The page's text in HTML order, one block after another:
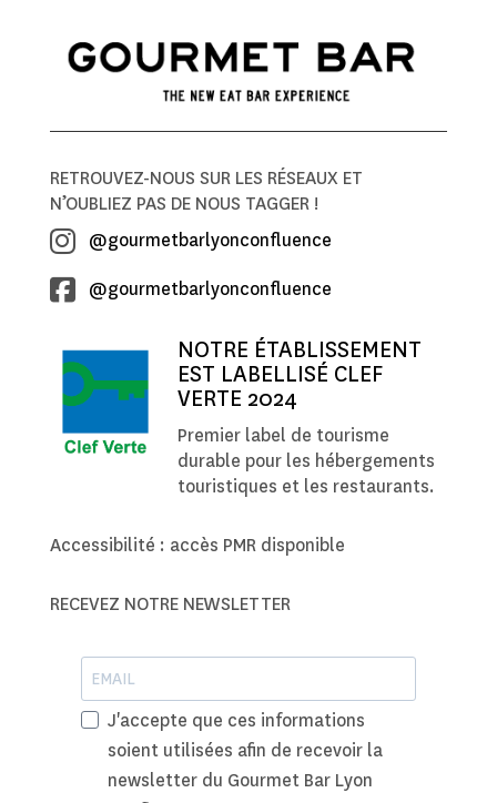
RETROUVEZ-NOUS SUR LES RÉSEAUX ET
N’OUBLIEZ PAS DE NOUS TAGGER !
@gourmetbarlyonconfluence
@gourmetbarlyonconfluence
NOTRE ÉTABLISSEMENT
EST LABELLISÉ CLEF
VERTE 2024
Premier label de tourisme
durable pour les hébergements
touristiques et les restaurants.
Accessibilité : accès PMR disponible
RECEVEZ NOTRE NEWSLETTER
J'accepte que ces informations
soient utilisées afin de recevoir la
newsletter du Gourmet Bar Lyon